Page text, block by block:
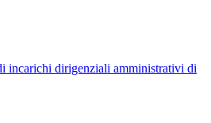
incarichi dirigenziali amministrativi di